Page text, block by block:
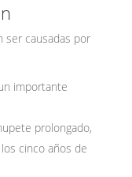
ser causadas por
importante
prolongado,
cinco años de